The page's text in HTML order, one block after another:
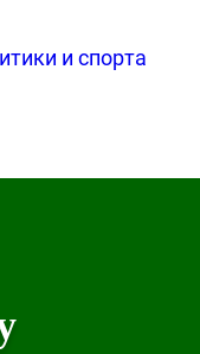
и спорта